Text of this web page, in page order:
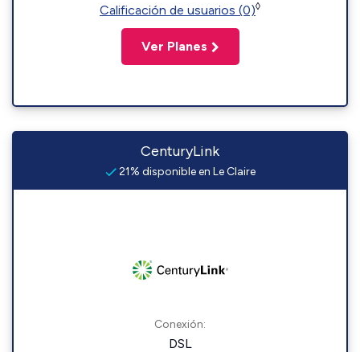
Calificación de usuarios (0)◊
Ver Planes
CenturyLink
21% disponible en Le Claire
Conexión:
DSL